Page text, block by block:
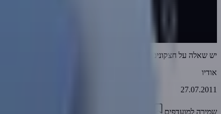
יש שאלה על חצקונים - חלק ב
אודיו
27.07.2011
שמירה למועדפים